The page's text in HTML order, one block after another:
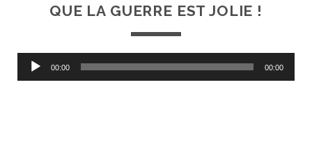
QUE LA GUERRE EST JOLIE !
Lecteur
00:00 00:00